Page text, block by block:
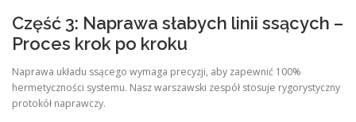
Część 3: Naprawa słabych linii ssących –
Proces krok po kroku
Naprawa układu ssącego wymaga precyzji, aby zapewnić 100%
hermetyczności systemu. Nasz warszawski zespół stosuje rygorystyczny
protokół naprawczy.